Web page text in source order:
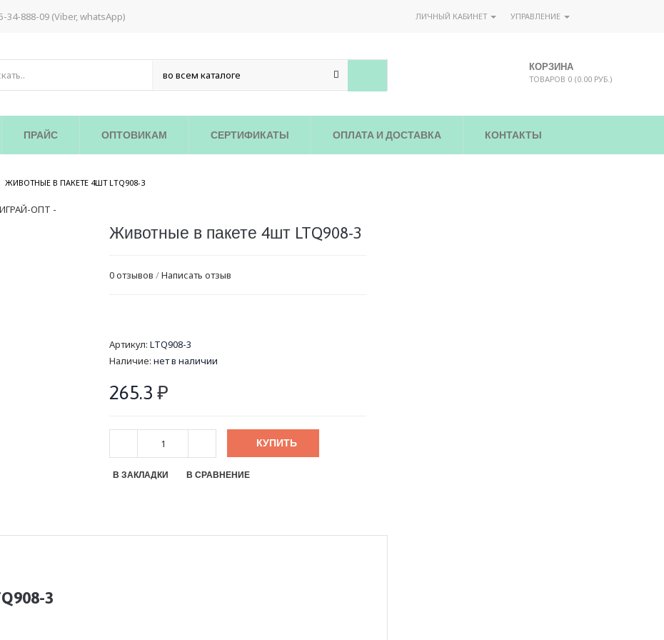
34-888-09 (Viber, whatsApp) ЛИЧНЫЙ КАБИНЕТ УПРАВЛЕНИЕ
КОРЗИНА
ТОВАРОВ 0 (0.00 РУБ.)
ПРАЙС ОПТОВИКАМ СЕРТИФИКАТЫ ОПЛАТА И ДОСТАВКА КОНТАКТЫ
ЖИВОТНЫЕ В ПАКЕТЕ 4ШТ LTQ908-3
Животные в пакете 4шт LTQ908-3
0 отзывов /Написать отзыв
Артикул: LTQ908-3
Наличие: нет в наличии
265.3 ₽
КУПИТЬ
В ЗАКЛАДКИ В СРАВНЕНИЕ
3